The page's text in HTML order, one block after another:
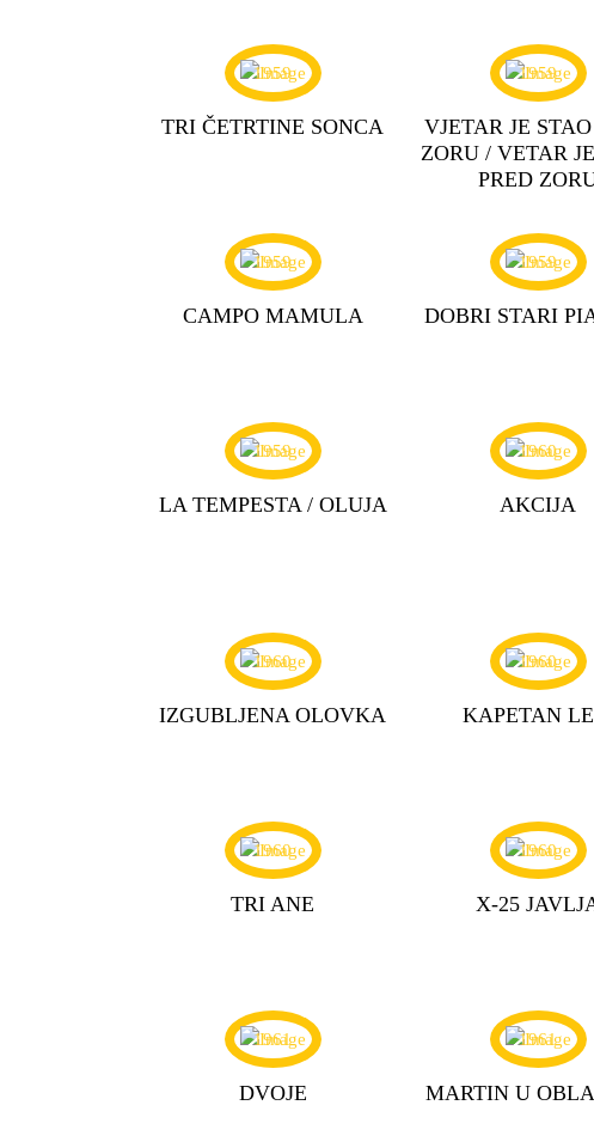
1959
TRI ČETRTINE SONCA
1959
VJETAR JE
ZORU / VETAR
PRED
1959
CAMPO MAMULA
1959
DOBRI STARI
1959
LA TEMPESTA / OLUJA
1960
AKCIJA
1960
IZGUBLJENA OLOVKA
1960
KAPETAN
1960
TRI ANE
1960
X-25
1961
DVOJE
1961
MARTIN U